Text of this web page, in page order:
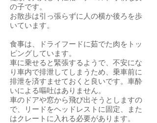
の子です。
お散歩は引っ張らずに人の横か後ろを歩
いています。
食事は、ドライフードに茹でた肉をトッ
ピングしています。
車に乗せると緊張するようで、不安にな
り車内で排泄してしまうため、乗車前に
排泄を済すませておくと良いです。車酔
いによる嘔吐はありません。
車のドアや窓から飛び出そうとしますの
で、リードをヘッドレストに固定、また
はクレートに入れる必要があります。